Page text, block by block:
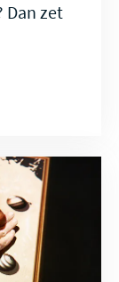
Dan zet